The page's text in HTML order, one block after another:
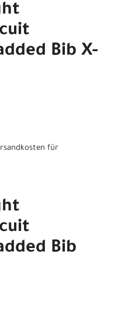
Bib X-
für
Bib